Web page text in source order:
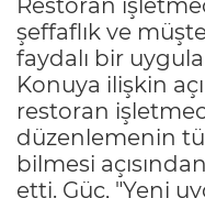
şeffaflık ve
faydalı bir
Konuya ilişkin
restoran
düzenlemenin
bilmesi
etti. Güç, "Yeni